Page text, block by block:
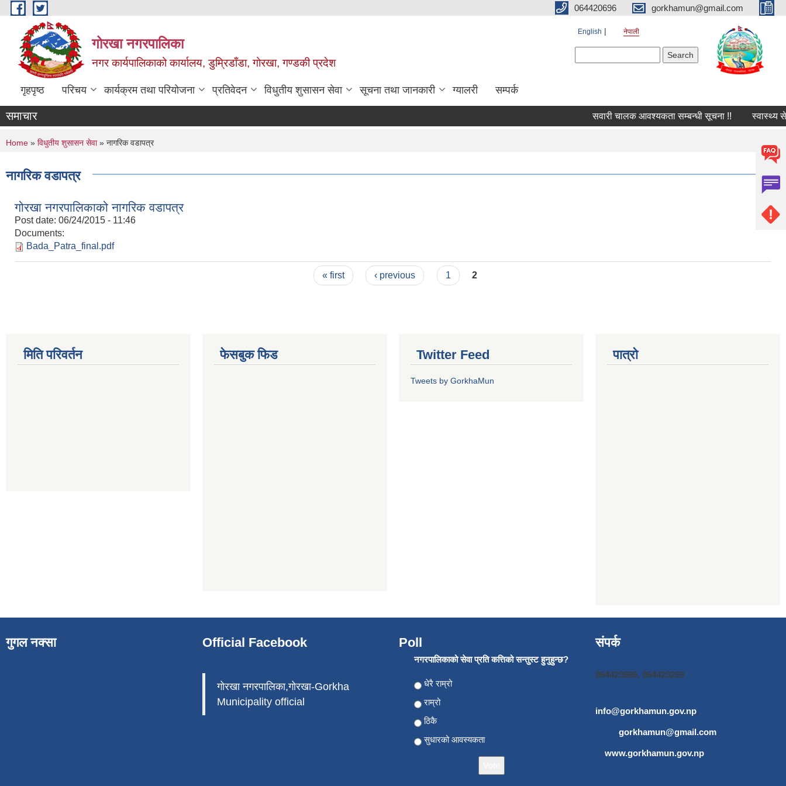
Skip to main content 064420696 gorkhamun@gmail.com
गोरखा नगरपालिका
नगर कार्यपालिकाको कार्यालय, डुम्रिडाँडा, गोरखा, गण्डकी प्रदेश
English नेपाली
गृहपृष्ठ परिचय कार्यक्रम तथा परियोजना प्रतिवेदन विधुतीय शुसासन सेवा सूचना तथा जानकारी ग्यालरी सम्पर्क
समाचार सवारी चालक आवश्यकता सम्बन्धी सूचना !! स्वास्थ्य
You are here
Home » विधुतीय शुसासन सेवा» नागरिक वडापत्र
नागरिक वडापत्र
गोरखा नगरपालिकाको नागरिक वडापत्र
Post date: 06/24/2015 - 11:46
Documents:
Bada_Patra_final.pdf
« first ‹ previous 1 2
मिति परिवर्तन फेसबुक फिड Twitter Feed
Tweets by GorkhaMun
पात्रो
गुगल नक्सा Official Facebook
गोरखा नगरपालिका,गोरखा-Gorkha
Municipality official
Poll
नगरपालिकाको सेवा प्रति कत्तिको सन्तुस्ट हुनुहुन्छ?
Choices
धेरै राम्रो
राम्रो
ठिकै
सुधारको आवस्यकता
संपर्क
064420696, 064420269
info@gorkhamun.gov.np,
gorkhamun@gmail.com
www.gorkhamun.gov.np